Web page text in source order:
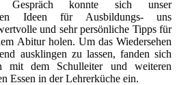
Gespräch konnte sich unser
Ideen für Ausbildungs- uns
und sehr persönliche Tipps für
Abitur holen. Um das Wiedersehen
ausklingen zu lassen, fanden sich
mit dem Schulleiter und weiteren
Essen in der Lehrerküche ein.